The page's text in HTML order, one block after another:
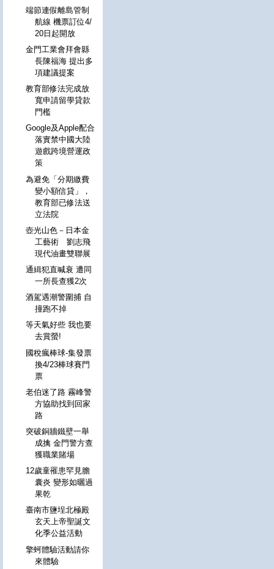
端節連假離島管制
航線 機票訂位4/
20日起開放
金門工業會拜會縣
長陳福海 提出多
項建議提案
教育部修法完成放
寬申請留學貸款
門檻
Google及Apple配合
落實禁中國大陸
遊戲跨境營運政
策
為避免「分期繳費
變小額信貸」，
教育部已修法送
立法院
壺光山色－日本金
工藝術 劉志飛
現代油畫雙聯展
通緝犯直喊衰 遭同
一所長查獲2次
酒駕遇潮警圍捕 自
撞跑不掉
等天氣好些 我也要
去賞螢!
國稅瘋棒球-集發票
換4/23棒球賽門
票
老伯迷了路 霧峰警
方協助找到回家
路
突破銅牆鐵壁一舉
成擒 金門警方查
獲職業賭場
12歲童罹患罕見膽
囊炎 變形如曬過
果乾
臺南市鹽埕北極殿
玄天上帝聖誕文
化季公益活動
擎蚵體驗活動請你
來體驗